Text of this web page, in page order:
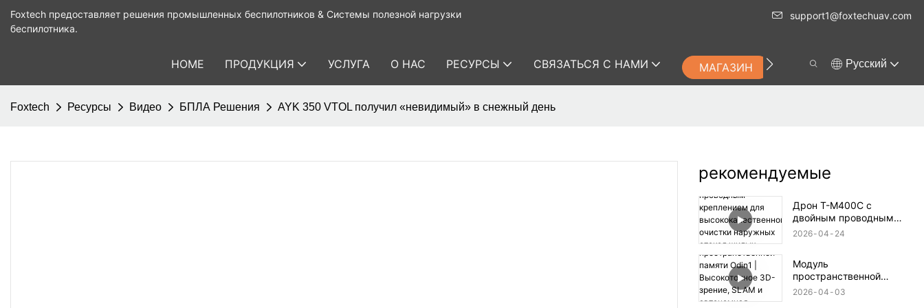
Foxtech предоставляет решения промышленных беспилотников & Системы полезной нагрузки
беспилотника.
support1@foxtechuav.com
HOME ПРОДУКЦИЯ УСЛУГА О НАС РЕСУРСЫ СВЯЗАТЬСЯ С НАМИ МАГАЗИН Pусский
Foxtech Ресурсы Видео БПЛА Решения AYK 350 VTOL получил «невидимый» в снежный день
рекомендуемые
Дрон T-M400C с
двойным проводным
креплением для
стекол жилых домов |
Дальность действия 60
м
2026 04 24
Модуль
пространственной
памяти Odin1 |
2026 04 03